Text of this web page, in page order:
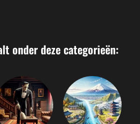
onder deze categorieën: